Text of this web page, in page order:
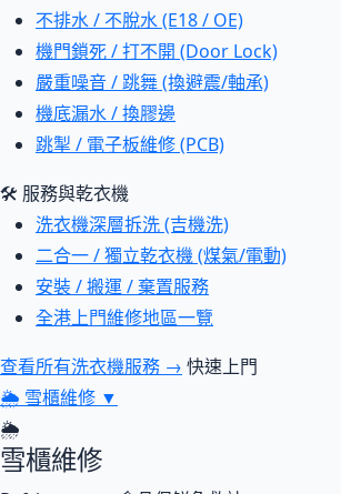
不排水 / 不脫水 (E18 / OE)
機門鎖死 / 打不開 (Door Lock)
嚴重噪音 / 跳舞 (換避震/軸承)
機底漏水 / 換膠邊
跳掣 / 電子板維修 (PCB)
🛠 服務與乾衣機
洗衣機深層拆洗 (吉機洗)
二合一 / 獨立乾衣機 (煤氣/電動)
安裝 / 搬運 / 棄置服務
全港上門維修地區一覽
查看所有洗衣機服務 → 快速上門
🌦 雪櫃維修 ▼
🌦
雪櫃維修